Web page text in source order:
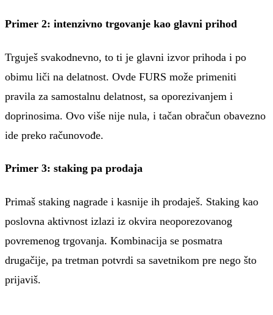
Primer 2: intenzivno trgovanje kao glavni prihod
Trguješ svakodnevno, to ti je glavni izvor prihoda i po
obimu liči na delatnost. Ovde FURS može primeniti
pravila za samostalnu delatnost, sa oporezivanjem i
doprinosima. Ovo više nije nula, i tačan obračun obavezno
ide preko računovođe.
Primer 3: staking pa prodaja
Primaš staking nagrade i kasnije ih prodaješ. Staking kao
poslovna aktivnost izlazi iz okvira neoporezovanog
povremenog trgovanja. Kombinacija se posmatra
drugačije, pa tretman potvrdi sa savetnikom pre nego što
prijaviš.